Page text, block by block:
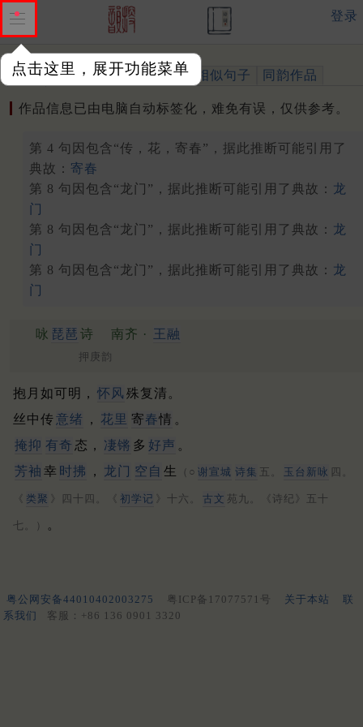
点击这里，展开功能菜单
登录
作品 标注四声 出处、引用 相似句子 同韵作品
作品信息已由电脑自动标签化，难免有误，仅供参考。
第 4 句因包含“传，花，寄春”，据此推断可能引用了
典故： 寄春
第 8 句因包含“龙门”，据此推断可能引用了典故： 龙
门
第 8 句因包含“龙门”，据此推断可能引用了典故： 龙
门
第 8 句因包含“龙门”，据此推断可能引用了典故： 龙
门
咏 琵琶 诗 南齐 · 王融
押庚韵
抱月如可明， 怀风 殊复清。
丝中传意绪 ， 花里 寄春情 。
掩抑 有奇 态， 凄锵 多 好声 。
芳袖 幸 时拂 ， 龙门 空自 生 （○ 谢 宣城 诗集 五。 玉台新咏 四。
类聚 》四十四。《 初学记 》十六。 古文 苑九。《诗纪》五十
七。） 。
粤公网安备44010402003275 粤ICP备17077571号 关于本站
联
系我们
客服：+86 136 0901 3320